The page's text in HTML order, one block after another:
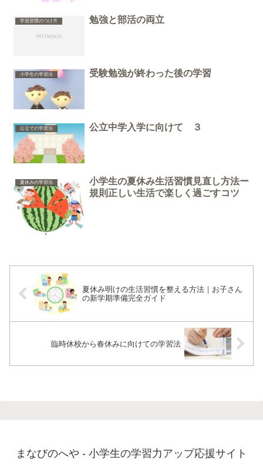
学習習慣のつけ方 勉強と部活の両立
小学生の学習法 受験勉強が終わった後の学習
公立での学習法 公立中学入学に向けて ３
夏休みの学習法
小学生の夏休み生活習慣見直し方法ー
規則正しい生活で楽しく過ごすコツ
夏休み明けの生活習慣を整える方法｜お子さん
の新学期準備完全ガイド
臨時休校から春休みに向けての学習法
まなびのへや - 小学生の学習力アップ応援サイト